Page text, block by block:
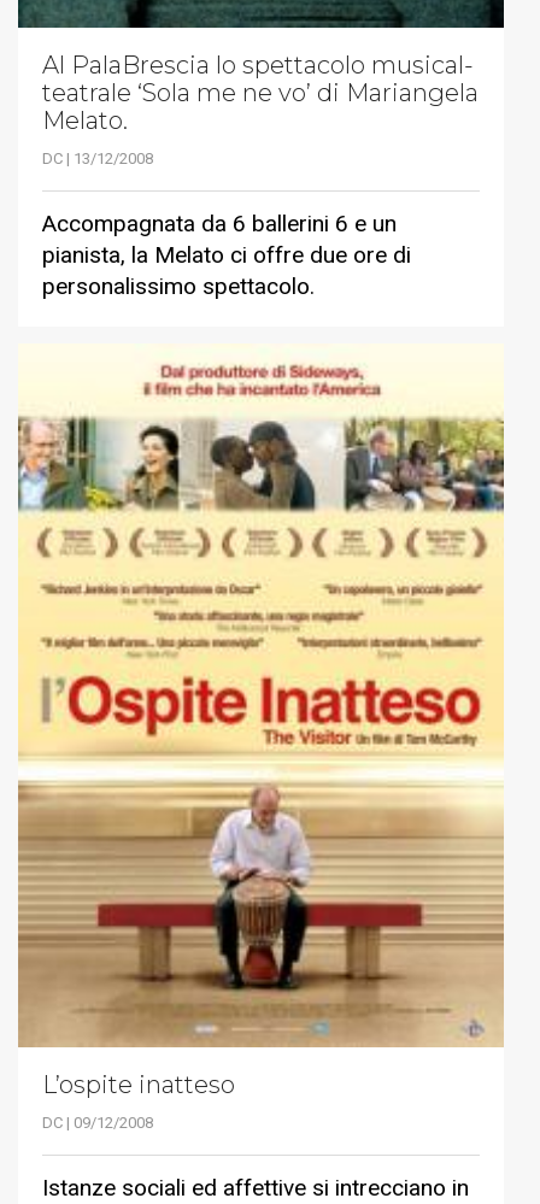
Al PalaBrescia lo spettacolo musical-
teatrale ‘Sola me ne vo’ di Mariangela
Melato.
DC | 13/12/2008
Accompagnata da 6 ballerini 6 e un
pianista, la Melato ci offre due ore di
personalissimo spettacolo.
L’ospite inatteso
DC | 09/12/2008
Istanze sociali ed affettive si intrecciano in